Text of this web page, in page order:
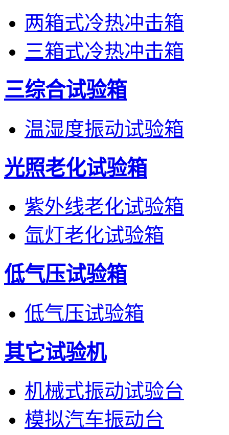
两箱式冷热冲击箱
三箱式冷热冲击箱
三综合试验箱
温湿度振动试验箱
光照老化试验箱
紫外线老化试验箱
氙灯老化试验箱
低气压试验箱
低气压试验箱
其它试验机
机械式振动试验台
模拟汽车振动台